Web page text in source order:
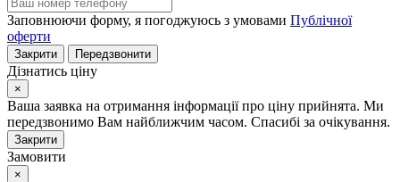
Заповнюючи форму, я погоджуюсь з умовами Публічної
оферти
Закрити Передзвонити
Дізнатись ціну
×
Ваша заявка на отримання інформації про ціну прийнята. Ми
передзвонимо Вам найближчим часом. Спасибі за очікування.
Закрити
Замовити
×